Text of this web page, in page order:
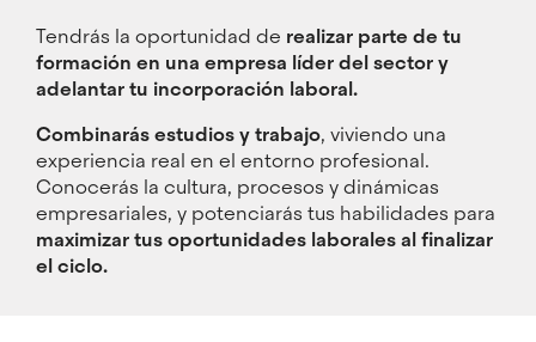
Tendrás la oportunidad de realizar parte de tu
formación en una empresa líder del sector y
adelantar tu incorporación laboral.
Combinarás estudios y trabajo, viviendo una
experiencia real en el entorno profesional.
Conocerás la cultura, procesos y dinámicas
empresariales, y potenciarás tus habilidades para
maximizar tus oportunidades laborales al finalizar
el ciclo.